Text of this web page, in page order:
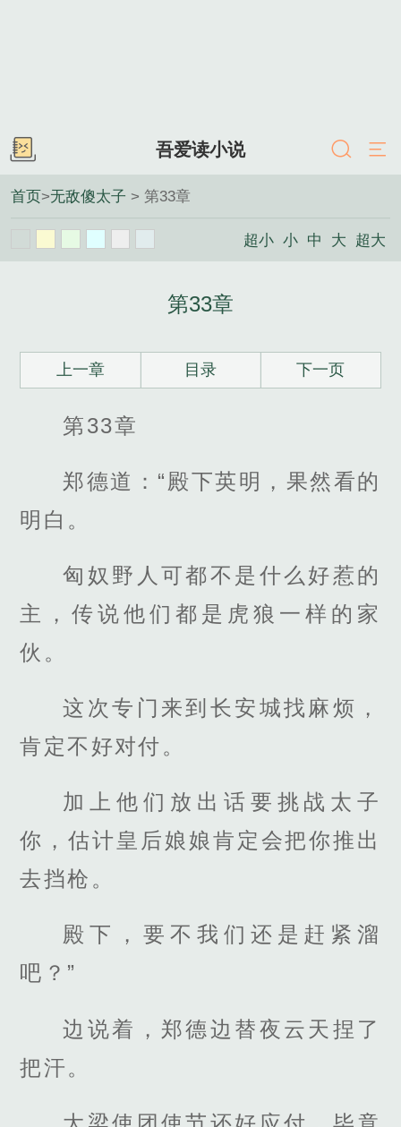
吾爱读小说
首页>无敌傻太子 > 第33章
超小 小 中 大 超大
第33章
上一章 目录 下一页
第33章
郑德道：“殿下英明，果然看的
明白。
匈奴野人可都不是什么好惹的
主，传说他们都是虎狼一样的家
伙。
这次专门来到长安城找麻烦，
肯定不好对付。
加上他们放出话要挑战太子
你，估计皇后娘娘肯定会把你推出
去挡枪。
殿下，要不我们还是赶紧溜
吧？”
边说着，郑德边替夜云天捏了
把汗。